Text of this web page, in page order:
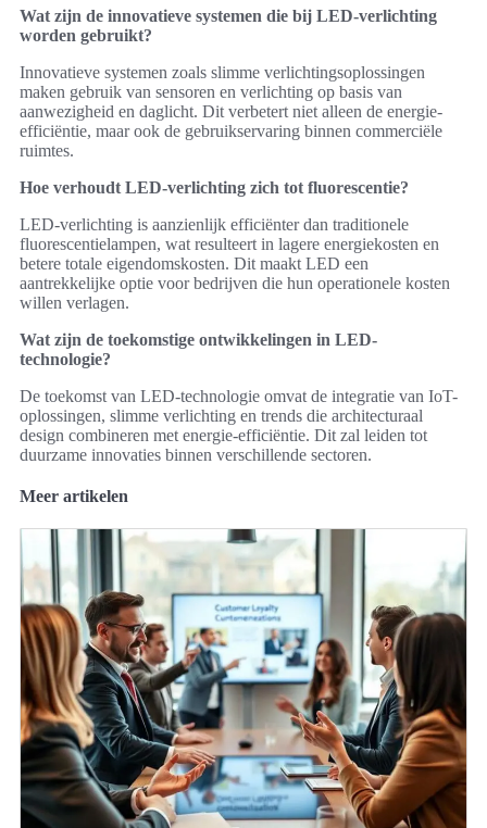
Wat zijn de innovatieve systemen die bij LED-verlichting
worden gebruikt?
Innovatieve systemen zoals slimme verlichtingsoplossingen
maken gebruik van sensoren en verlichting op basis van
aanwezigheid en daglicht. Dit verbetert niet alleen de energie-
efficiëntie, maar ook de gebruikservaring binnen commerciële
ruimtes.
Hoe verhoudt LED-verlichting zich tot fluorescentie?
LED-verlichting is aanzienlijk efficiënter dan traditionele
fluorescentielampen, wat resulteert in lagere energiekosten en
betere totale eigendomskosten. Dit maakt LED een
aantrekkelijke optie voor bedrijven die hun operationele kosten
willen verlagen.
Wat zijn de toekomstige ontwikkelingen in LED-
technologie?
De toekomst van LED-technologie omvat de integratie van IoT-
oplossingen, slimme verlichting en trends die architecturaal
design combineren met energie-efficiëntie. Dit zal leiden tot
duurzame innovaties binnen verschillende sectoren.
Meer artikelen